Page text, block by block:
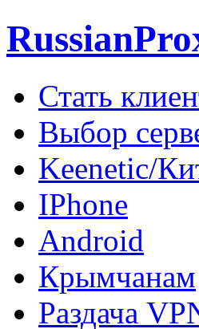
Стать
Выбор
Keenetic/
IPhone
Android
Крымчанам
Раздача